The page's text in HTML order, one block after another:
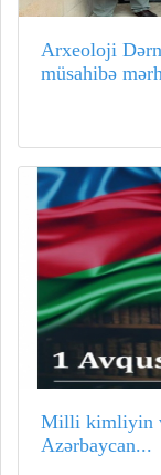
Arxeoloji
müsahibə
Milli kimliyin
Azərbaycan...